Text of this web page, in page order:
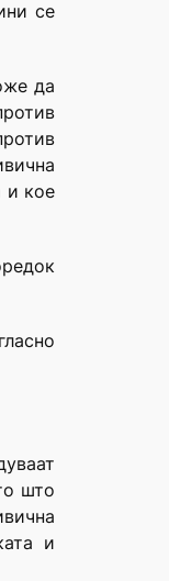
се
да
и кое
што
и